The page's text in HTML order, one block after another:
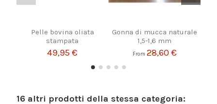
Pelle bovina oliata
stampata
49,95 €
Gonna di mucca naturale
1,5-1,6 mm
From 28,60 €
16 altri prodotti della stessa categoria: